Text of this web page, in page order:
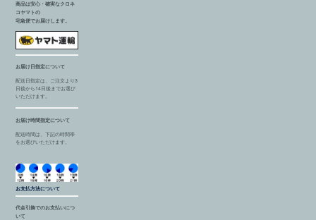
商品は安心・確実なクロネ
コヤマトの
宅急便でお届けします。
お届け日指定について
配送日指定は、ご注文より3
日後から14日後までお選び
いただけます。
お届け時間指定について
配送時間は、下記の時間帯
をお選びいただけます。
お支払方法について
代金引換でのお支払いにつ
いて